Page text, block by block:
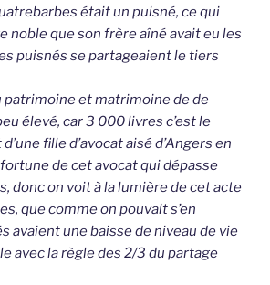
était un puisné, ce qui
noble que son frère aîné avait eu les
puisnés se partageaient le tiers
patrimoine et matrimoine de de
élevé, car 3 000 livres c’est le
fille d’avocat aisé d’Angers en
de cet avocat qui dépasse
donc on voit à la lumière de cet acte
que comme on pouvait s’en
avaient une baisse de niveau de vie
avec la règle des 2/3 du partage